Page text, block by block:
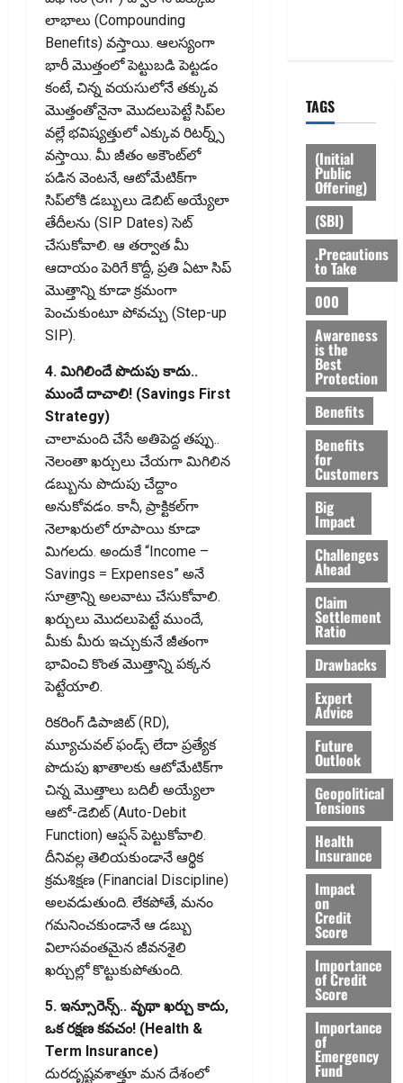
లాభాలు (Compounding
Benefits) వస్తాయి. ఆలస్యంగా
భారీ మొత్తంలో పెట్టుబడి పెట్టడం
కంటే, చిన్న వయసులోనే తక్కువ
మొత్తంతోనైనా మొదలుపెట్టే సిప్‌ల
వల్లే భవిష్యత్తులో ఎక్కువ రిటర్న్స్
వస్తాయి. మీ జీతం అకౌంట్‌లో
పడిన వెంటనే, ఆటోమేటిక్‌గా
సిప్‌లోకి డబ్బులు డెబిట్ అయ్యేలా
తేదీలను (SIP Dates) సెట్
చేసుకోవాలి. ఆ తర్వాత మీ
ఆదాయం పెరిగే కొద్దీ, ప్రతి ఏటా సిప్
మొత్తాన్ని కూడా క్రమంగా
పెంచుకుంటూ పోవచ్చు (Step-up
SIP).
4. మిగిలిందే పొదుపు కాదు..
ముందే దాచాలి! (Savings First
Strategy)
చాలామంది చేసే అతిపెద్ద తప్పు..
నెలంతా ఖర్చులు చేయగా మిగిలిన
డబ్బును పొదుపు చేద్దాం
అనుకోవడం. కానీ, ప్రాక్టికల్‌గా
నెలాఖరులో రూపాయి కూడా
మిగలదు. అందుకే “Income –
Savings = Expenses” అనే
సూత్రాన్ని అలవాటు చేసుకోవాలి.
ఖర్చులు మొదలుపెట్టే ముందే,
మీకు మీరు ఇచ్చుకునే జీతంగా
భావించి కొంత మొత్తాన్ని పక్కన
పెట్టేయాలి.
రికరింగ్ డిపాజిట్ (RD),
మ్యూచువల్ ఫండ్స్ లేదా ప్రత్యేక
పొదుపు ఖాతాలకు ఆటోమేటిక్‌గా
చిన్న మొత్తాలు బదిలీ అయ్యేలా
ఆటో-డెబిట్ (Auto-Debit
Function) ఆప్షన్ పెట్టుకోవాలి.
దీనివల్ల తెలియకుండానే ఆర్థిక
క్రమశిక్షణ (Financial Discipline)
అలవడుతుంది. లేకపోతే, మనం
గమనించకుండానే ఆ డబ్బు
విలాసవంతమైన జీవనశైలి
ఖర్చుల్లో కొట్టుకుపోతుంది.
5. ఇన్సూరెన్స్.. వృథా ఖర్చు కాదు,
ఒక రక్షణ కవచం! (Health &
Term Insurance)
దురదృష్టవశాత్తూ మన దేశంలో
TAGS
(Initial
Public
Offering)
(SBI)
.Precautions
to Take
000
Awareness
is the
Best
Protection
Benefits
Benefits
for
Customers
Big
Impact
Challenges
Ahead
Claim
Settlement
Ratio
Drawbacks
Expert
Advice
Future
Outlook
Geopolitical
Tensions
Health
Insurance
Impact
on
Credit
Score
Importance
of Credit
Score
Importance
of
Emergency
Fund